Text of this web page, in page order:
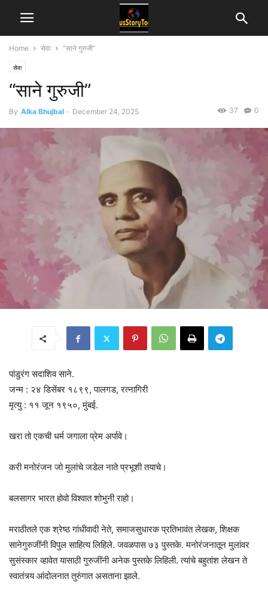
Home सेवा “साने गुरुजी”
सेवा
“साने गुरुजी”
By Alka Bhujbal - December 24, 2025 0
37
पांडुरंग सदाशिव साने.
जन्म : २४ डिसेंबर १८९९, पालगड, रत्नागिरी
मृत्यु : ११ जून १९५०, मुंबई.
खरा तो एकची धर्म जगाला प्रेम अर्पावे।
करी मनोरंजन जो मुलांचे जडेल नाते प्रभूशी तयाचे।
बलसागर भारत होवो विश्वात शोभुनी राहो।
मराठीतले एक श्रेष्ठ गांधीवादी नेते, समाजसुधारक प्रतिभावंत लेखक, शिक्षक
सानेगुरुजींनी विपुल साहित्य लिहिले. जवळपास ७३ पुस्तके. मनोरंजनातून मुलांवर
सुसंस्कार व्हावेत यासाठी गुरुजींनी अनेक पुस्तके लिहिली. त्यांचे बहुतांश लेखन ते
स्वातंत्र्य आंदोलनात तुरुंगात असताना झाले.